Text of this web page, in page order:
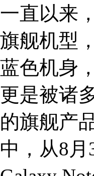
一直以来
旗舰机型
蓝色机身
更是被诸
的旗舰产
中，从8